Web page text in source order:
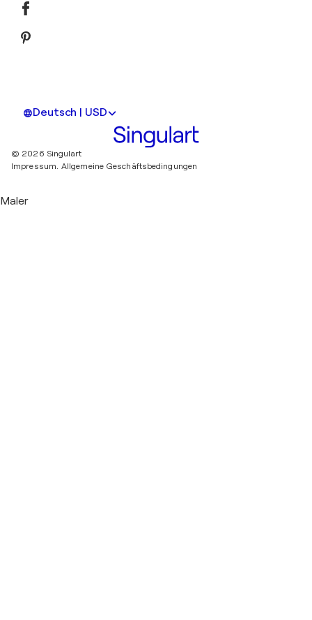
Deutsch | USD
© 2026 Singulart
Impressum. Allgemeine Geschäftsbedingungen
Maler